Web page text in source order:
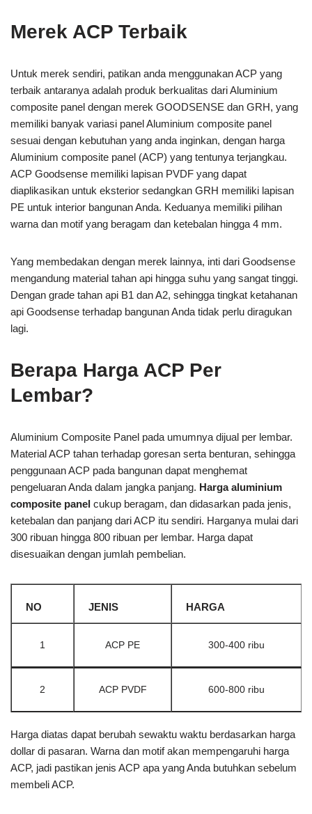
Merek ACP Terbaik
Untuk merek sendiri, patikan anda menggunakan ACP yang
terbaik antaranya adalah produk berkualitas dari Aluminium
composite panel dengan merek GOODSENSE dan GRH, yang
memiliki banyak variasi panel Aluminium composite panel
sesuai dengan kebutuhan yang anda inginkan, dengan harga
Aluminium composite panel (ACP) yang tentunya terjangkau.
ACP Goodsense memiliki lapisan PVDF yang dapat
diaplikasikan untuk eksterior sedangkan GRH memiliki lapisan
PE untuk interior bangunan Anda. Keduanya memiliki pilihan
warna dan motif yang beragam dan ketebalan hingga 4 mm.
Yang membedakan dengan merek lainnya, inti dari Goodsense
mengandung material tahan api hingga suhu yang sangat tinggi.
Dengan grade tahan api B1 dan A2, sehingga tingkat ketahanan
api Goodsense terhadap bangunan Anda tidak perlu diragukan
lagi.
Berapa Harga ACP Per
Lembar?
Aluminium Composite Panel pada umumnya dijual per lembar.
Material ACP tahan terhadap goresan serta benturan, sehingga
penggunaan ACP pada bangunan dapat menghemat
pengeluaran Anda dalam jangka panjang. Harga aluminium
composite panel cukup beragam, dan didasarkan pada jenis,
ketebalan dan panjang dari ACP itu sendiri. Harganya mulai dari
300 ribuan hingga 800 ribuan per lembar. Harga dapat
disesuaikan dengan jumlah pembelian.
NO JENIS HARGA
1 ACP PE 300-400 ribu
2 ACP PVDF 600-800 ribu
Harga diatas dapat berubah sewaktu waktu berdasarkan harga
dollar di pasaran. Warna dan motif akan mempengaruhi harga
ACP, jadi pastikan jenis ACP apa yang Anda butuhkan sebelum
membeli ACP.